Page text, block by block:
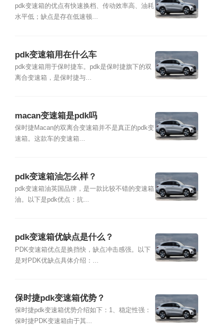
pdk变速箱的优点有快速换档、传动效率高、油耗
水平低；缺点是存在低速顿...
pdk变速箱用在什么车
pdk变速箱用于保时捷车。pdk是保时捷旗下的双
离合变速箱，是保时捷与...
macan变速箱是pdk吗
保时捷Macan的双离合变速箱并不是真正的pdk变
速箱。这款车的变速箱...
pdk变速箱油怎么样？
pdk变速箱油英国品牌，是一款比较不错的变速箱
油。以下是pdk优点：抗...
pdk变速箱优缺点是什么？
PDK变速箱优点是换挡快，缺点冲击感强。以下
是对PDK优缺点具体介绍：...
保时捷pdk变速箱优势？
保时捷pdk变速箱优势介绍如下：1、稳定性强：
保时捷PDK变速箱由于其...